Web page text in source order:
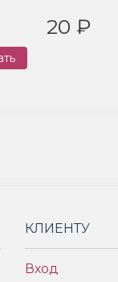
20 ₽
КЛИЕНТУ
Вход